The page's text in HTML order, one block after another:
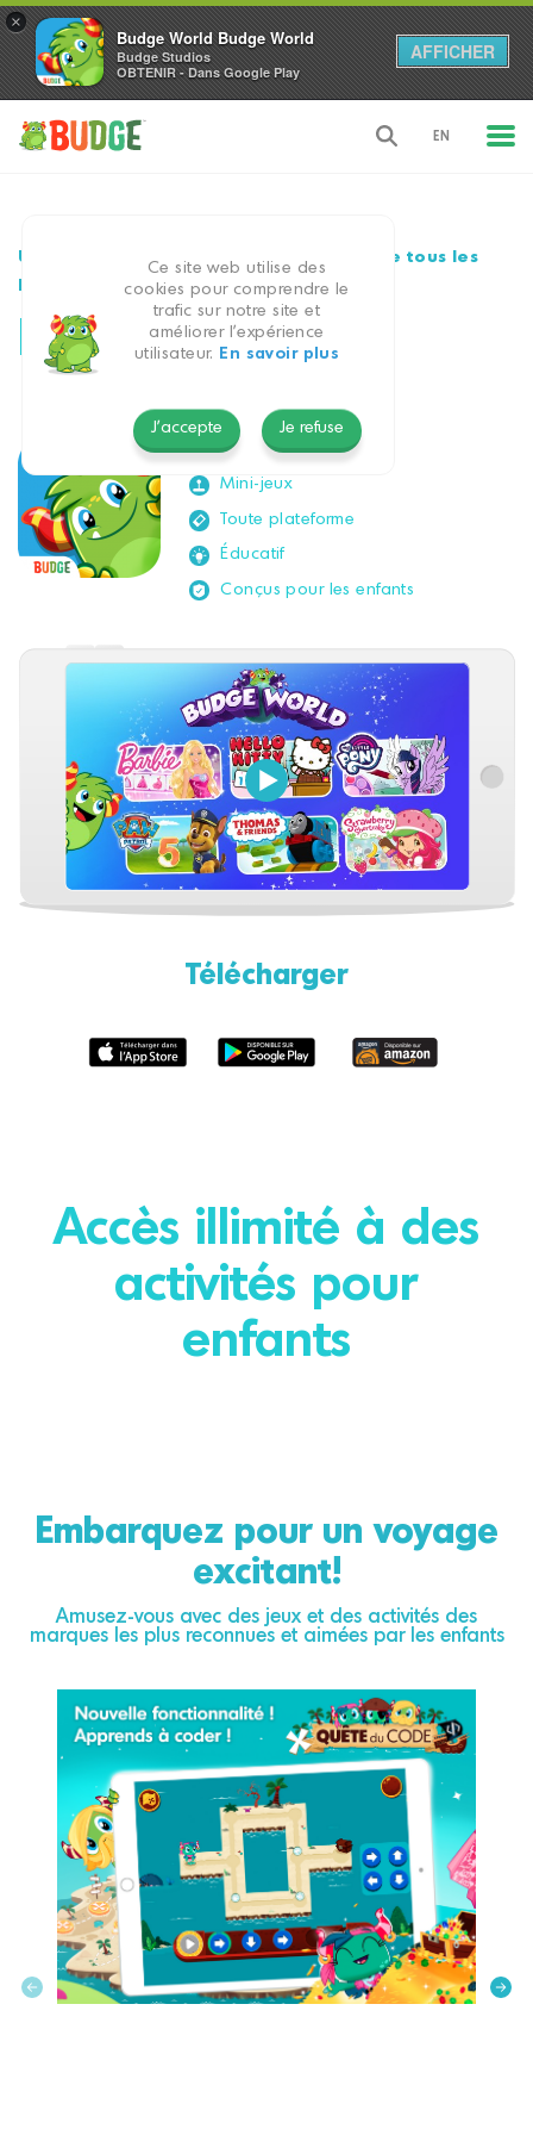
EN
Une seule application mettant en vedette tous les
personnages préférés de vos enfants
Budge World
Tout âge
Conforme à COPPA
Mini-jeux
Toute plateforme
Éducatif
Conçus pour les enfants
Télécharger
Accès illimité à des
activités pour
enfants
Embarquez pour un voyage
excitant!
Amusez-vous avec des jeux et des activités des
marques les plus reconnues et aimées par les enfants
Ce site web utilise des
cookies pour comprendre le
trafic sur notre site et
améliorer l'expérience
utilisateur.
En savoir plus
J'accepte Je refuse
×
Budge World Budge World
Budge Studios
OBTENIR - Dans Google Play
AFFICHER